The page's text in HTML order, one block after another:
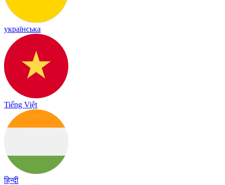
українська
Tiếng Việt
हिन्दी